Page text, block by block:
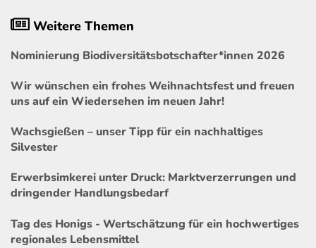
Weitere Themen
Nominierung Biodiversitätsbotschafter*innen 2026
Wir wünschen ein frohes Weihnachtsfest und freuen
uns auf ein Wiedersehen im neuen Jahr!
Wachsgießen – unser Tipp für ein nachhaltiges
Silvester
Erwerbsimkerei unter Druck: Marktverzerrungen und
dringender Handlungsbedarf
Tag des Honigs - Wertschätzung für ein hochwertiges
regionales Lebensmittel